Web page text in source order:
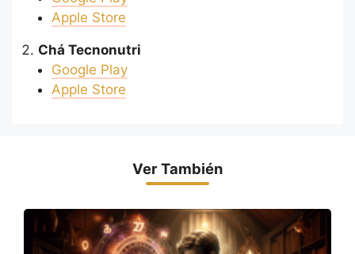
Apple Store
Chá Tecnonutri
Google Play
Apple Store
Ver También